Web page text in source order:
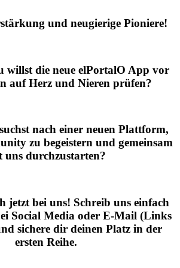
und neugierige Pioniere!
willst die neue elPortalO App vor
auf Herz und Nieren prüfen?
nach einer neuen Plattform,
zu begeistern und gemeinsam
uns durchzustarten?
jetzt bei uns! Schreib uns einfach
Social Media oder E-Mail (Links
sichere dir deinen Platz in der
ersten Reihe.